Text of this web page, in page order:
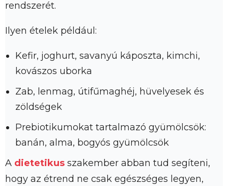
rendszerét.
Ilyen ételek például:
Kefir, joghurt, savanyú káposzta, kimchi,
kovászos uborka
Zab, lenmag, útifűmaghéj, hüvelyesek és
zöldségek
Prebiotikumokat tartalmazó gyümölcsök:
banán, alma, bogyós gyümölcsök
A dietetikus szakember abban tud segíteni,
hogy az étrend ne csak egészséges legyen,